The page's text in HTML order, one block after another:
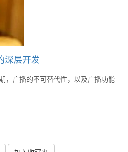
深层开发
，广播的不可替代性，以及广播功能